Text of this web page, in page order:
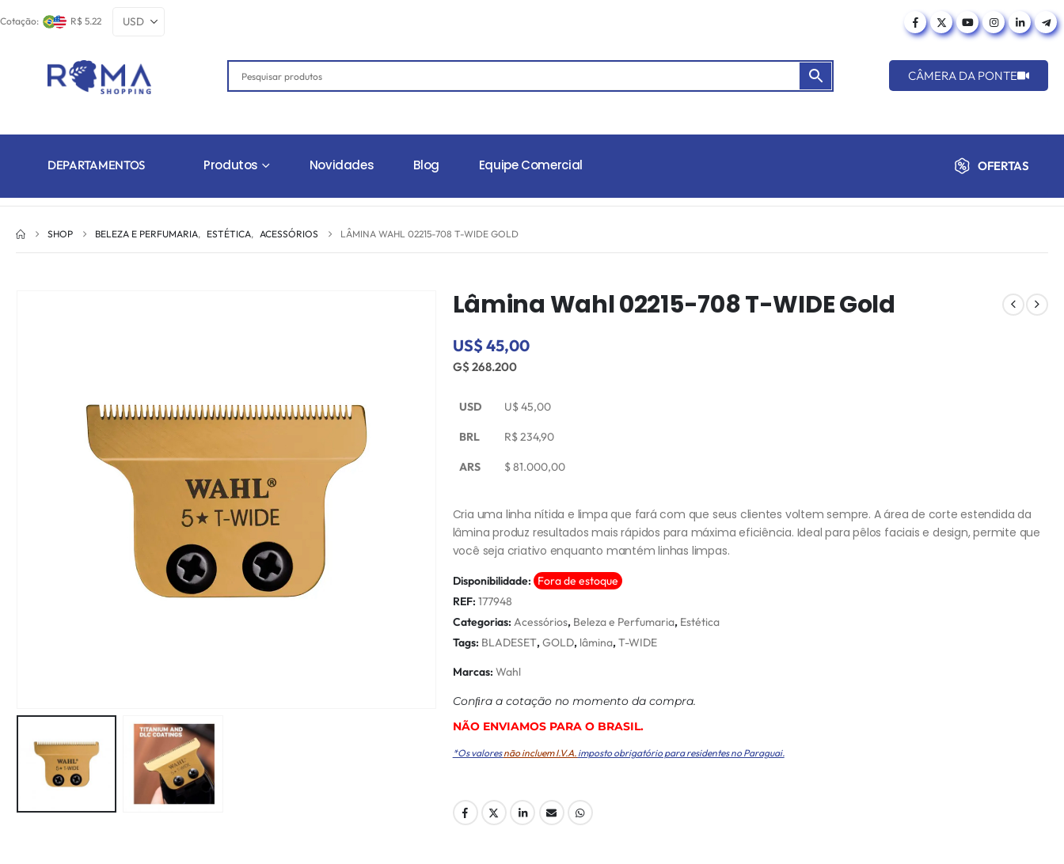
Cotação: R$ 5.22
CÂMERA DA PONTE
DEPARTAMENTOS Produtos Novidades Blog Equipe Comercial OFERTAS
SHOP BELEZA E PERFUMARIA, ESTÉTICA, ACESSÓRIOS LÂMINA WAHL 02215-708 T-WIDE GOLD
Lâmina Wahl 02215-708 T-WIDE Gold
US$ 45,00
G$ 268.200
USD U$45,00
BRL R$234,90
ARS $81.000,00
Cria uma linha nítida e limpa que fará com que seus clientes voltem sempre. A área de corte estendida da
lâmina produz resultados mais rápidos para máxima eficiência. Ideal para pêlos faciais e design, permite que
você seja criativo enquanto mantém linhas limpas.
Disponibilidade: Fora de estoque
REF: 177948
Categorias: Acessórios, Beleza e Perfumaria, Estética
Tags: BLADESET,GOLD, lâmina,T-WIDE
Marcas: Wahl
Conﬁra a cotação no momento da compra.
NÃO ENVIAMOS PARA O BRASIL.
*Os valoresnão incluem I.V.A. imposto obrigatório para residentes no Paraguai.